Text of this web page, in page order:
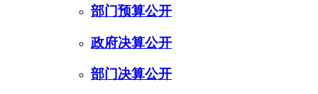
部门预算公开
政府决算公开
部门决算公开